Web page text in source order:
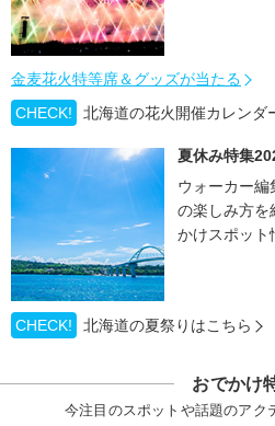
金麦花火特等席＆グッズが当たる
CHECK!
北海道の花火開催カレンダ
夏休み特集
ウォーカー編
の楽しみ方を
かけスポット
CHECK! 北海道の夏祭りはこちら
おでかけ
今注目のスポットや話題のアク